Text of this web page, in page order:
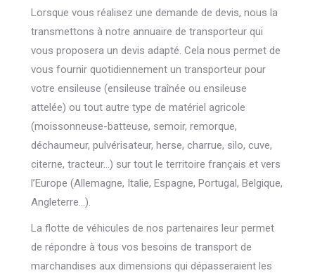
Lorsque vous réalisez une demande de devis, nous la
transmettons à notre annuaire de transporteur qui
vous proposera un devis adapté. Cela nous permet de
vous fournir quotidiennement un transporteur pour
votre ensileuse (ensileuse traînée ou ensileuse
attelée) ou tout autre type de matériel agricole
(moissonneuse-batteuse, semoir, remorque,
déchaumeur, pulvérisateur, herse, charrue, silo, cuve,
citerne, tracteur…) sur tout le territoire français et vers
l’Europe (Allemagne, Italie, Espagne, Portugal, Belgique,
Angleterre…).
La flotte de véhicules de nos partenaires leur permet
de répondre à tous vos besoins de transport de
marchandises aux dimensions qui dépasseraient les